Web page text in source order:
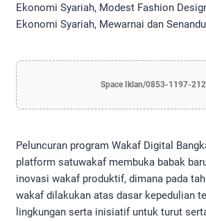
Ekonomi Syariah, Modest Fashion
Ekonomi Syariah, Mewarnai dan
Space Iklan/0853-1197-
Peluncuran program Wakaf Digital
platform satuwakaf membuka babak
inovasi wakaf produktif, dimana pada
wakaf dilakukan atas dasar kepedulian
lingkungan serta inisiatif untuk turut